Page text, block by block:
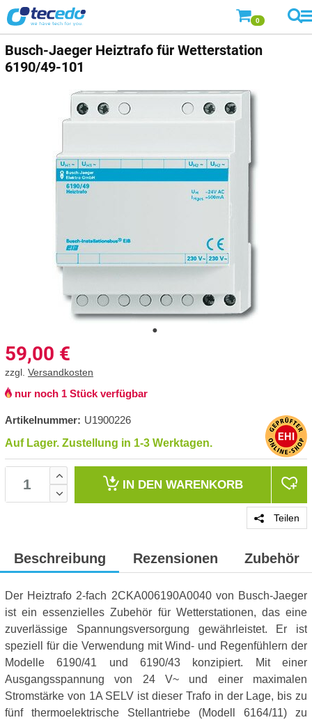
0
Busch-Jaeger Heiztrafo für Wetterstation
6190/49-101
59,00 €
zzgl. Versandkosten
nur noch 1 Stück verfügbar
Artikelnummer: U1900226
Auf Lager. Zustellung in 1-3 Werktagen.
IN DEN WARENKORB
Teilen
Beschreibung Rezensionen Zubehör
Der Heiztrafo 2-fach 2CKA006190A0040 von Busch-Jaeger
ist ein essenzielles Zubehör für Wetterstationen, das eine
zuverlässige Spannungsversorgung gewährleistet. Er ist
speziell für die Verwendung mit Wind- und Regenfühlern der
Modelle 6190/41 und 6190/43 konzipiert. Mit einer
Ausgangsspannung von 24 V~ und einer maximalen
Stromstärke von 1A SELV ist dieser Trafo in der Lage, bis zu
fünf thermoelektrische Stellantriebe (Modell 6164/11) zu